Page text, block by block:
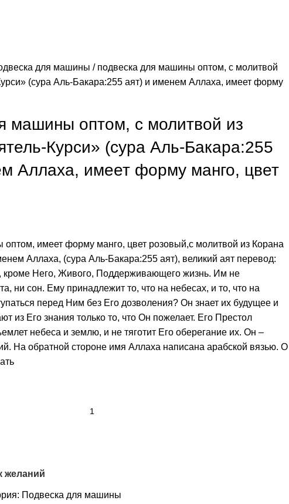
для машины
подвеска для машины оптом, с молитвой
(сура Аль-Бакара:255 аят) и именем Аллаха, имеет форму
машины оптом, с молитвой из
Курси» (сура Аль-Бакара:255
Аллаха, имеет форму манго, цвет
имеет форму манго, цвет розовый,с молитвой из Корана
Аллаха, (сура Аль-Бакара:255 аят), великий аят перевод:
кроме Него, Живого, Поддерживающего жизнь. Им не
ни сон. Ему принадлежит то, что на небесах, и то, что на
перед Ним без Его дозволения? Он знает их будущее и
из Его знания только то, что Он пожелает. Его Престол
небеса и землю, и не тяготит Его оберегание их. Он –
На обратной стороне имя Аллаха написана арабской вязью. О
желаний
Подвеска для машины